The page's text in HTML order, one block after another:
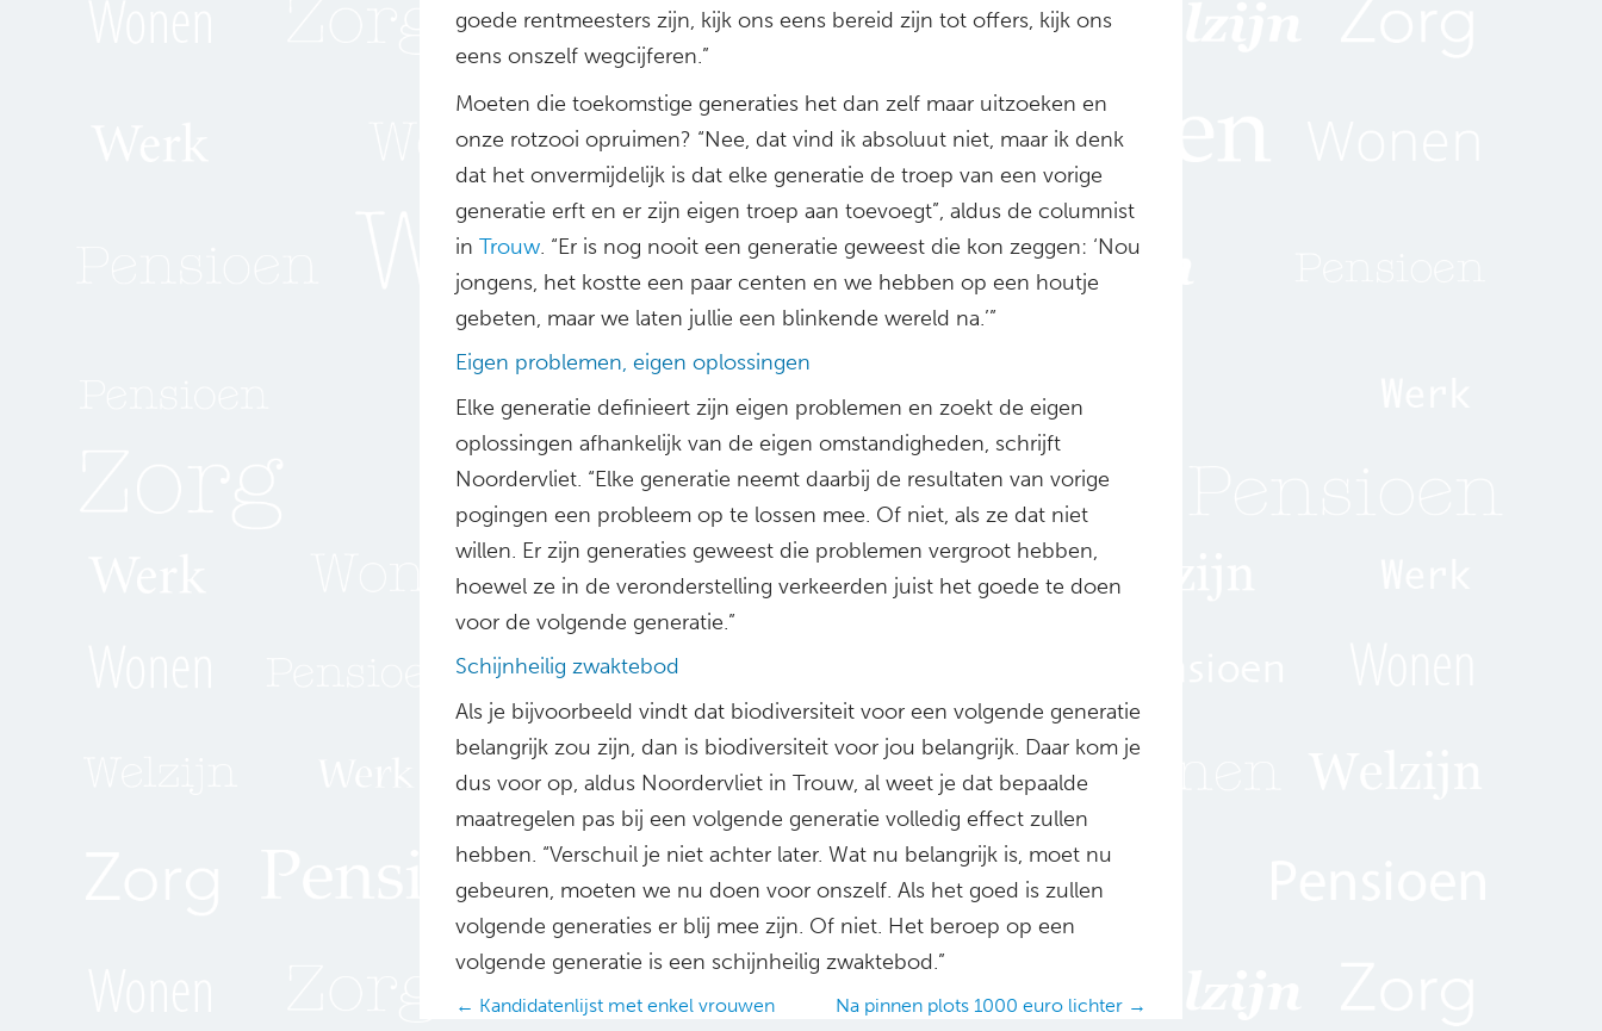
goede rentmeesters zijn, kijk ons eens bereid zijn tot offers, kijk ons
eens onszelf wegcijferen.”
Moeten die toekomstige generaties het dan zelf maar uitzoeken en
onze rotzooi opruimen? “Nee, dat vind ik absoluut niet, maar ik denk
dat het onvermijdelijk is dat elke generatie de troep van een vorige
generatie erft en er zijn eigen troep aan toevoegt”, aldus de columnist
in Trouw. “Er is nog nooit een generatie geweest die kon zeggen: ‘Nou
jongens, het kostte een paar centen en we hebben op een houtje
gebeten, maar we laten jullie een blinkende wereld na.’”
Eigen problemen, eigen oplossingen
Elke generatie definieert zijn eigen problemen en zoekt de eigen
oplossingen afhankelijk van de eigen omstandigheden, schrijft
Noordervliet. “Elke generatie neemt daarbij de resultaten van vorige
pogingen een probleem op te lossen mee. Of niet, als ze dat niet
willen. Er zijn generaties geweest die problemen vergroot hebben,
hoewel ze in de veronderstelling verkeerden juist het goede te doen
voor de volgende generatie.”
Schijnheilig zwaktebod
Als je bijvoorbeeld vindt dat biodiversiteit voor een volgende generatie
belangrijk zou zijn, dan is biodiversiteit voor jou belangrijk. Daar kom je
dus voor op, aldus Noordervliet in Trouw, al weet je dat bepaalde
maatregelen pas bij een volgende generatie volledig effect zullen
hebben. “Verschuil je niet achter later. Wat nu belangrijk is, moet nu
gebeuren, moeten we nu doen voor onszelf. Als het goed is zullen
volgende generaties er blij mee zijn. Of niet. Het beroep op een
volgende generatie is een schijnheilig zwaktebod.”
Posts
← Kandidatenlijst met enkel vrouwen Na pinnen plots 1000 euro lichter →